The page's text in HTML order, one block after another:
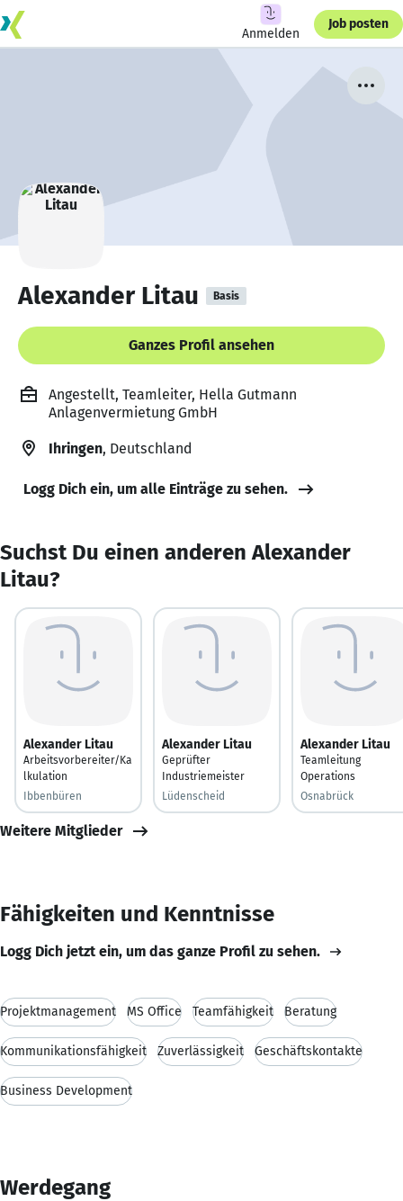
Anmelden
Job posten
Alexander Litau Basis
Ganzes Profil ansehen
Angestellt, Teamleiter, Hella Gutmann
Anlagenvermietung GmbH
Ihringen, Deutschland
Logg Dich ein, um alle Einträge zu sehen.
Suchst Du einen anderen Alexander
Litau?
Alexander Litau
Arbeitsvorbereiter/Ka
lkulation
Ibbenbüren
Alexander Litau
Geprüfter
Industriemeister
Lüdenscheid
Alexander Litau
Teamleitung
Operations
Osnabrück
Weitere Mitglieder
Fähigkeiten und Kenntnisse
Logg Dich jetzt ein, um das ganze Profil zu sehen.
Projektmanagement MS Office Teamfähigkeit Beratung
Kommunikationsfähigkeit Zuverlässigkeit Geschäftskontakte
Business Development
Werdegang